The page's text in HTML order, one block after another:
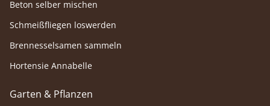
Beton selber mischen
Schmeißfliegen loswerden
Brennesselsamen sammeln
Hortensie Annabelle
Garten & Pflanzen